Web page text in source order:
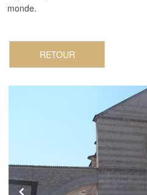
monde.
RETOUR